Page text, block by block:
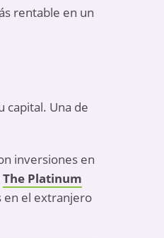
rentable en un
capital. Una de
inversiones en
The Platinum
en el extranjero